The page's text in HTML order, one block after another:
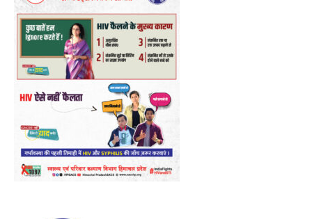
NURTURING CREATIVITY – KEEKLI CHARITABLE TRUST, SHIMLA